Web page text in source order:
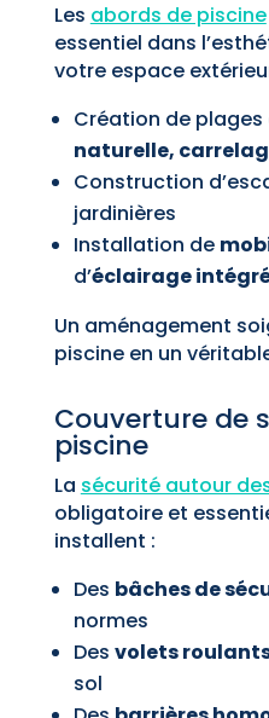
Les abords de piscine
essentiel dans
votre espace
Création de plages
naturelle,
Construction
jardinières
Installation de
d’éclairage
Un aménagement
piscine en un
Couverture de
piscine
La sécurité autour
obligatoire et
installent :
Des bâches de
normes
Des volets
sol